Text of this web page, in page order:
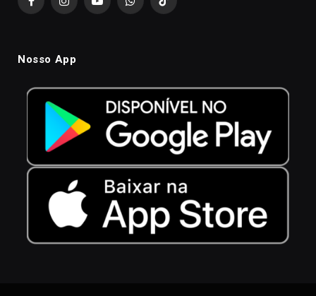
FacebookInstagramYouTubeWhatsAppTikTok
Nosso App